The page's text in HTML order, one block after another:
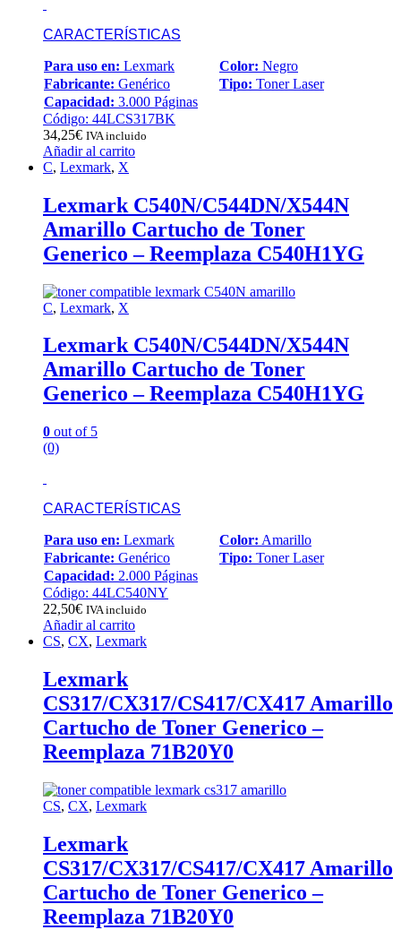
CARACTERÍSTICAS
Para uso en: Lexmark Color: Negro
Fabricante: Genérico Tipo: Toner Laser
Capacidad: 3.000 Páginas
Código: 44LCS317BK
34,25€ IVA incluido
Añadir al carrito
C, Lexmark, X
Lexmark C540N/C544DN/X544N
Amarillo Cartucho de Toner
Generico – Reemplaza C540H1YG
C, Lexmark, X
Lexmark C540N/C544DN/X544N
Amarillo Cartucho de Toner
Generico – Reemplaza C540H1YG
0 out of 5
(0)
CARACTERÍSTICAS
Para uso en: Lexmark Color: Amarillo
Fabricante: Genérico Tipo: Toner Laser
Capacidad: 2.000 Páginas
Código: 44LC540NY
22,50€ IVA incluido
Añadir al carrito
CS, CX, Lexmark
Lexmark
CS317/CX317/CS417/CX417 Amarillo
Cartucho de Toner Generico –
Reemplaza 71B20Y0
CS, CX, Lexmark
Lexmark
CS317/CX317/CS417/CX417 Amarillo
Cartucho de Toner Generico –
Reemplaza 71B20Y0